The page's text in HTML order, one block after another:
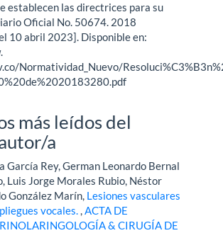
establecen las directrices para su
Oficial No. 50674. 2018
10 abril 2023]. Disponible en:
Normatividad_Nuevo/
más leídos del
a
García Rey, German Leonardo Bernal
Luis Jorge Morales Rubio, Néstor
González Marín, Lesiones vasculares
vocales.,ACTA DE
& CIRUGÍA DE